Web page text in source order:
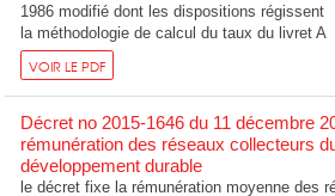
1986 modifié dont les dispositions régissent
la méthodologie de calcul du taux du livret A
VOIR LE PDF
Décret no 2015-1646 du 11 décembre
rémunération des réseaux collecteurs
développement durable
le décret fixe la rémunération moyenne des